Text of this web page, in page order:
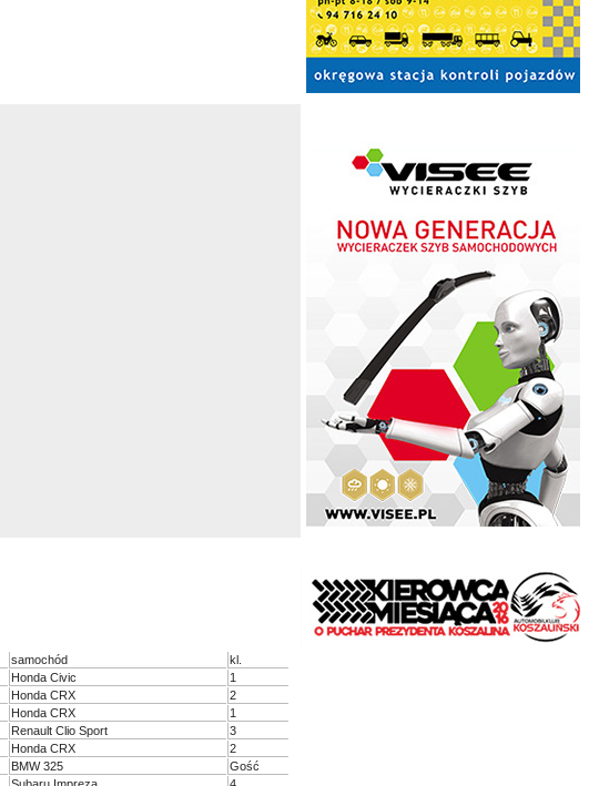
samochód
kl.
Honda Civic
1
Honda CRX
2
Honda CRX
1
Renault Clio Sport
3
Honda CRX
2
BMW 325
Gość